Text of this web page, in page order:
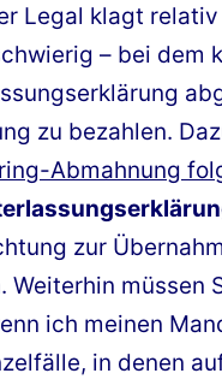
Legal klagt
– bei dem
zu bezahlen.
Abmahnung
zur
Weiterhin müssen
ich meinen
in denen